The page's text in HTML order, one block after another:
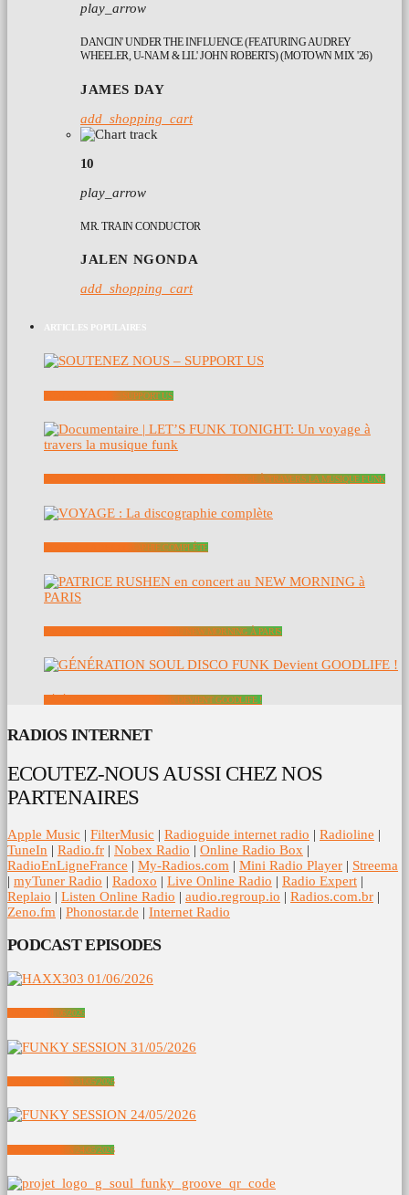
play_arrow
DANCIN' UNDER THE INFLUENCE (FEATURING AUDREY
WHEELER, U-NAM & LIL' JOHN ROBERTS) (MOTOWN MIX '26)
JAMES DAY
add_shopping_cart
10
play_arrow
MR. TRAIN CONDUCTOR
JALEN NGONDA
add_shopping_cart
ARTICLES POPULAIRES
SOUTENEZ NOUS – SUPPORT US
DOCUMENTAIRE | LET’S FUNK TONIGHT: UN VOYAGE À TRAVERS LA MUSIQUE FUNK
VOYAGE : LA DISCOGRAPHIE COMPLÈTE
PATRICE RUSHEN EN CONCERT AU NEW MORNING À PARIS
GÉNÉRATION SOUL DISCO FUNK DEVIENT GOODLIFE !
RADIOS INTERNET
ECOUTEZ-NOUS AUSSI CHEZ NOS
PARTENAIRES
Apple Music | FilterMusic | Radioguide internet radio | Radioline |
TuneIn | Radio.fr | Nobex Radio | Online Radio Box |
RadioEnLigneFrance | My-Radios.com | Mini Radio Player | Streema
| myTuner Radio | Radoxo | Live Online Radio | Radio Expert |
Replaio | Listen Online Radio | audio.regroup.io | Radios.com.br |
Zeno.fm | Phonostar.de | Internet Radio
PODCAST EPISODES
HAXX303 01/06/2026
FUNKY SESSION 31/05/2026
FUNKY SESSION 24/05/2026